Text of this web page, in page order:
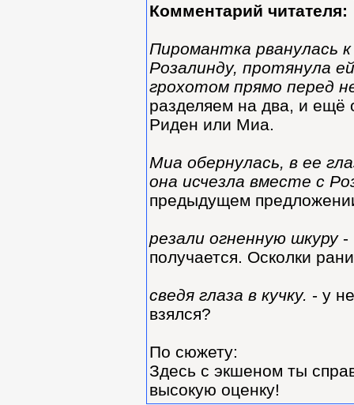
Комментарий читателя:
Пиромантка рванулась
Розалинду, протянула
грохотом прямо перед
разделяем на два, и ещё
Риден или Миа.
Миа обернулась, в ее
она исчезла вместе с
предыдущем
резали огненную шкуру -
получается. Осколки
сведя глаза в кучку. - у
взялся?
По сюжету:
Здесь с экшеном ты
высокую оценку!